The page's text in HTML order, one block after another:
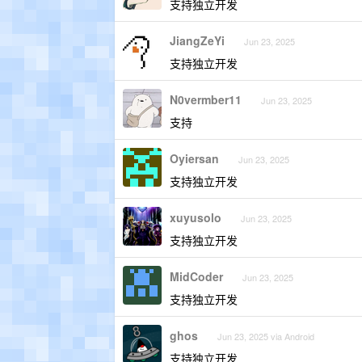
支持独立开发
JiangZeYi Jun 23, 2025
支持独立开发
N0vermber11 Jun 23, 2025
支持
Oyiersan Jun 23, 2025
支持独立开发
xuyusolo Jun 23, 2025
支持独立开发
MidCoder Jun 23, 2025
支持独立开发
ghos Jun 23, 2025 via Android
支持独立开发